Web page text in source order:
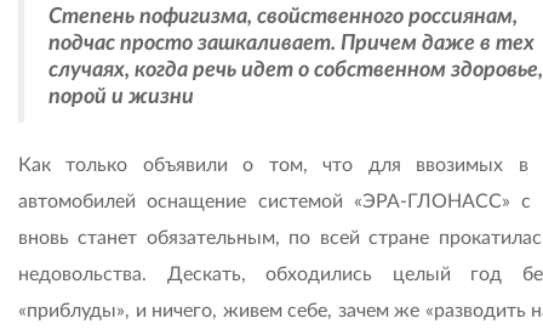
Степень пофигизма, свойственного россиянам,
подчас просто зашкаливает. Причем даже в тех
случаях, когда речь идет о собственном
порой и жизни
Как только объявили о том, что для ввозимых в
автомобилей оснащение системой «ЭРА-ГЛОНАСС»
вновь станет обязательным, по всей стране
недовольства. Дескать, обходились целый год
«приблуды», и ничего, живем себе, зачем же «разводить